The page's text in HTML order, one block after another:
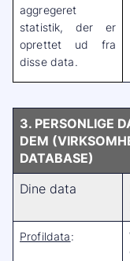
aggregeret
statistik, der er
oprettet ud fra
disse data.
3. PERSONLIGE
DEM
DATABASE)
Dine data
Profildata: